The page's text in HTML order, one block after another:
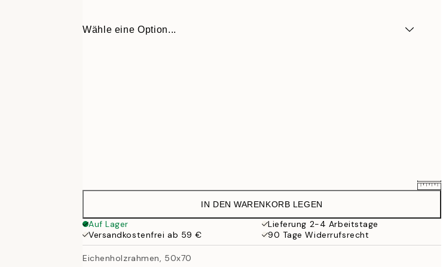
Wähle eine Option...
8,95 €
13 €
IN DEN WARENKORB LEGEN
Auf Lager
Lieferung 2-4 Arbeitstage
Versandkostenfrei ab 59 €
90 Tage Widerrufsrecht
Eichenholzrahmen, 50x70